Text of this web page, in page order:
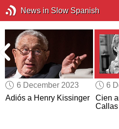
News in Slow Spanish
6 December 2023
Adiós a Henry Kissinger
6
Cien
Callas